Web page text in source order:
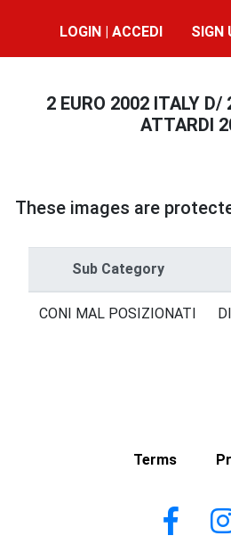
LOGIN | ACCEDI SIGN
2 EURO 2002 ITALY D/
ATTARDI
These images are
Sub Category
CONI MAL POSIZIONATI
Terms